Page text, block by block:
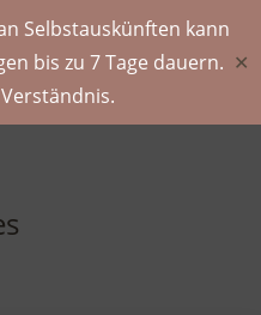
Selbstauskünften kann
bis zu 7 Tage dauern. ✕